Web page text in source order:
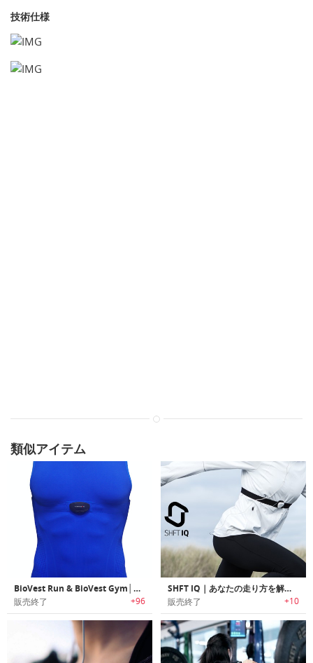
技術仕様
類似アイテム
BioVest Run & BioVest Gym│ハートレートモニターを装着可能なインナーベスト「バイオベストラン ＆ バイオベストジム」
販売終了 +96
SHFT IQ｜あなたの走り方を解析し改善するAI搭載バーチャルコーチ「シフトアイキュー」
販売終了 +10